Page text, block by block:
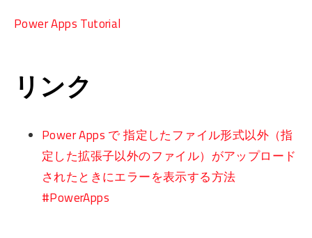
Power Apps Tutorial
リンク
Power Apps で 指定したファイル形式以外（指
定した拡張子以外のファイル）がアップロード
されたときにエラーを表示する方法
#PowerApps